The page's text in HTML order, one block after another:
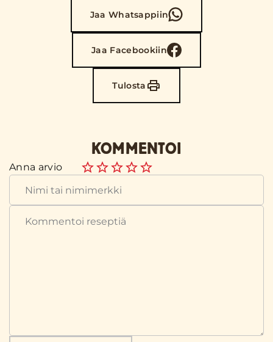
Jaa Whatsappiin
Jaa Facebookiin
Tulosta
KOMMENTOI
Anna arvio